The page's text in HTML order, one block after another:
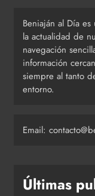
Beniaján al Día
la actualidad de
navegación
información
siempre al tanto
entorno.
Email:
Últimas